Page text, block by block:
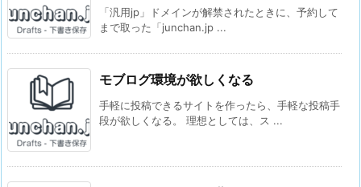
「汎用jp」ドメインが解禁されたときに、予約して
まで取った「junchan.jp ...
モブログ環境が欲しくなる
手軽に投稿できるサイトを作ったら、手軽な投稿手
段が欲しくなる。 理想としては、ス ...